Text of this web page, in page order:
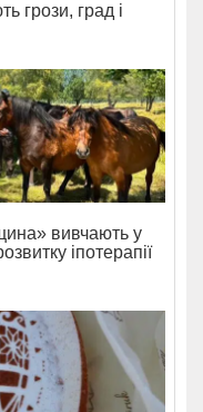
грози, град і
вивчають у
іпотерапії